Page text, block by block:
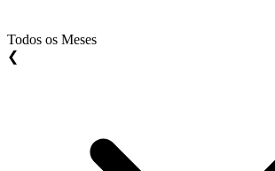
Todos os Meses
❮